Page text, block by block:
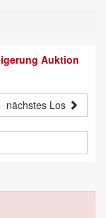
Auktion
nächstes Los